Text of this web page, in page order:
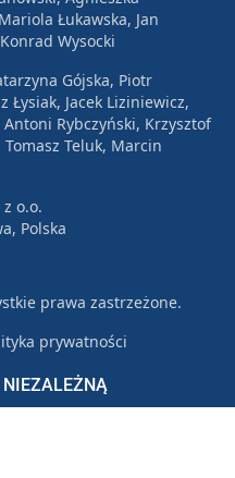
Łukawska, Jan
Wysocki
Gójska, Piotr
Łysiak, Jacek Liziniewicz,
Rybczyński, Krzysztof
Teluk, Marcin
o.o.
Polska
prawa zastrzeżone.
prywatności